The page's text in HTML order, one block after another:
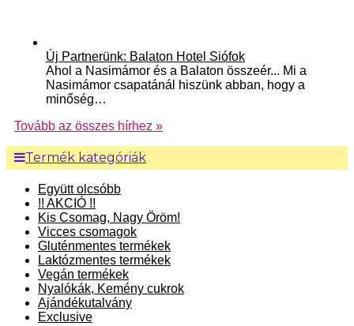
Új Partnerünk: Balaton Hotel Siófok
Ahol a Nasimámor és a Balaton összeér... Mi a
Nasimámor csapatánál hiszünk abban, hogy a
minőség…
Tovább az összes hírhez »
Termék kategóriák
Együtt olcsóbb
!! AKCIÓ !!
Kis Csomag, Nagy Öröm!
Vicces csomagok
Gluténmentes termékek
Laktózmentes termékek
Vegán termékek
Nyalókák, Kemény cukrok
Ajándékutalvány
Exclusive